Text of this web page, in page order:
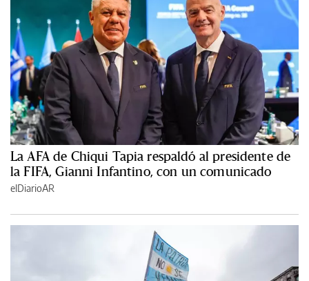
La AFA de Chiqui Tapia respaldó al presidente de
la FIFA, Gianni Infantino, con un comunicado
elDiarioAR